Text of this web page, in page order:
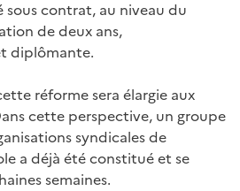
sous contrat, au niveau du
de deux ans,
diplômante.
réforme sera élargie aux
cette perspective, un groupe
syndicales de
a déjà été constitué et se
semaines.